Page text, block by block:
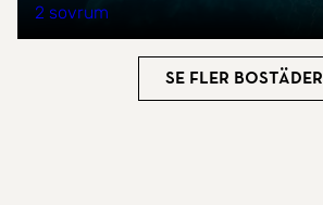
2 sovrum
Se fler bostäder